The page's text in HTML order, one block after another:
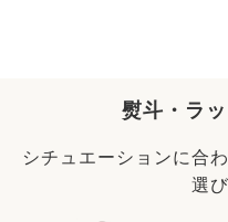
熨斗・ラ
シチュエーションに合
選